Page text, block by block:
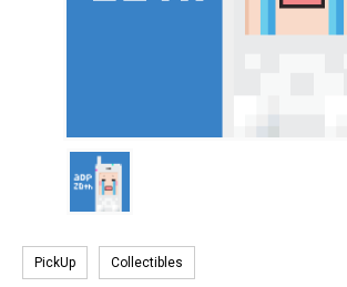
PickUp Collectibles